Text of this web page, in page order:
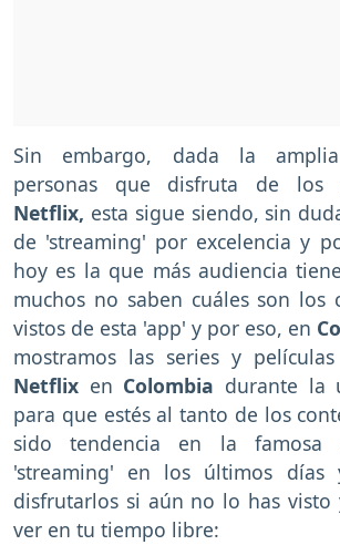
Sin embargo, dada la
personas que disfruta de los
Netflix, esta sigue siendo, sin
de 'streaming' por excelencia y
hoy es la que más audiencia
muchos no saben cuáles son los
vistos de esta 'app' y por eso, en
mostramos las series y
Netflix en Colombia durante la
para que estés al tanto de los
sido tendencia en la famosa
'streaming' en los últimos
disfrutarlos si aún no lo has visto
ver en tu tiempo libre: